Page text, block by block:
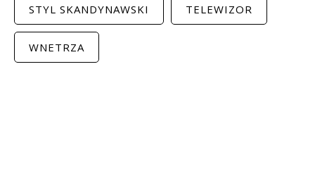
STYL SKANDYNAWSKI TELEWIZOR
WNETRZA